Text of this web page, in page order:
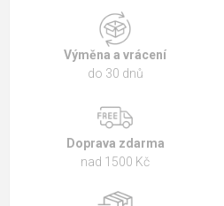
Výměna a vrácení
do 30 dnů
Doprava zdarma
nad 1500 Kč